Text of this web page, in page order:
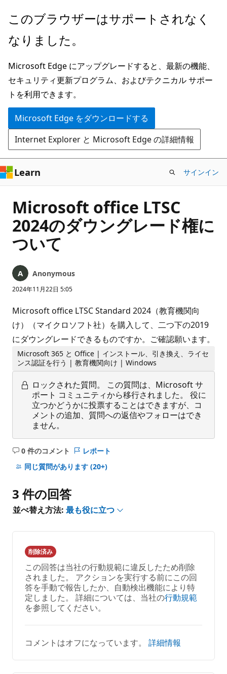
メ
ン
ン
テ
ン
ツ
に
ス
キ
ッ
プ
このブラウザーはサポートされなく
なりました。
Microsoft Edge にアップグレードすると、最新の機能、
セキュリティ更新プログラム、およびテクニカル サポー
トを利用できます。
Microsoft Edge をダウンロードする
Internet Explorer と Microsoft Edge の詳細情報
Learn サインイン
Microsoft office LTSC
2024のダウングレード権に
ついて
Anonymous
2024年11月22日 5:05
Microsoft office LTSC Standard 2024（教育機関向
け）（マイクロソフト社）を購入して、二つ下の2019
にダウングレードできるものですか。ご確認願います。
Microsoft 365 と Office | インストール、引き換え、ライセ
ンス認証を行う | 教育機関向け | Windows
ロックされた質問。
この質問は、Microsoft サ
ポート コミュニティから移行されました。 役に
立つかどうかに投票することはできますが、コ
メントの追加、質問への返信やフォローはでき
ません。
0 件のコメント
コ
メ
は
あ
ま
ん
レポート
同じ質問があります (20+)
3 件の回答
並べ替え方法: 最も役に立つ
削除済み
この回答は当社の行動規範に違反したため削除
されました。 アクションを実行する前にこの回
答を手動で報告したか、自動検出機能により特
定しました。 詳細については、当社の行動規範
を参照してください。
コメントはオフになっています。 詳細情報